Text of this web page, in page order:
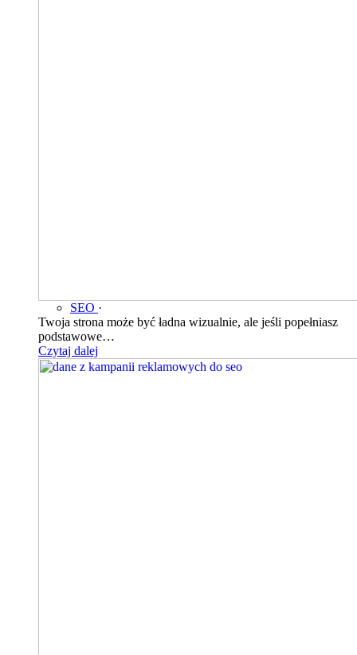
SEO ·
Twoja strona może być ładna wizualnie, ale jeśli popełniasz
podstawowe…
Czytaj dalej